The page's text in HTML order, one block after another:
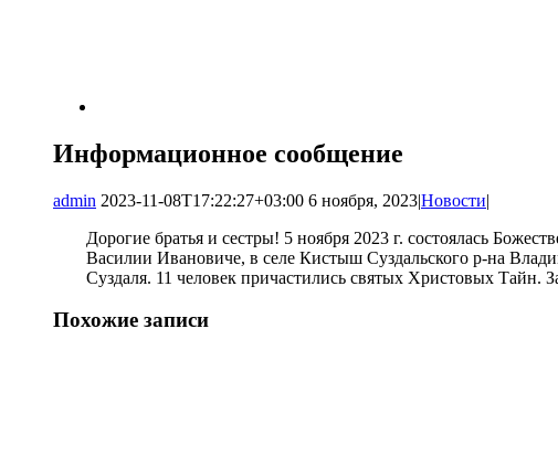
Информационное сообщение
admin 2023-11-08T17:22:27+03:00 6 ноября, 2023|Новости|
Дорогие братья и сестры! 5 ноября 2023 г. состоялась
Василии Ивановиче, в селе Кистыш Суздальского р-на
Суздаля. 11 человек причастились святых Христовых Тайн.
Похожие записи